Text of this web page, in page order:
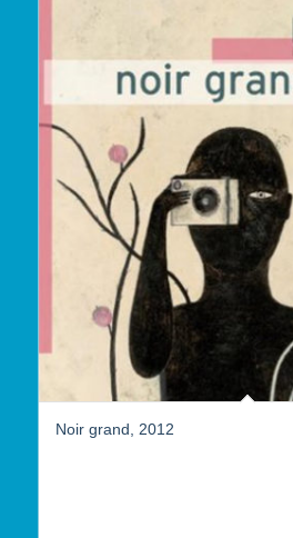
Noir grand, 2012